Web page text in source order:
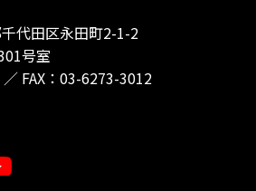
代田区永田町2-1-2
号室
／ FAX：03-6273-3012